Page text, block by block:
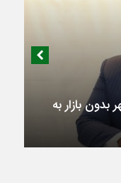
بازار به